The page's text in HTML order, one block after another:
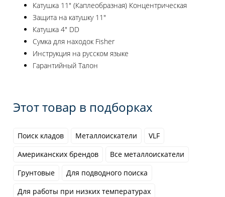
Катушка 11" (Каплеобразная) Концентрическая
Защита на катушку 11"
Катушка 4" DD
Сумка для находок Fisher
Инструкция на русском языке
Гарантийный Талон
Этот товар в подборках
Поиск кладов Металлоискатели
VLF
Американских брендов
Все металлоискатели
Грунтовые
Для подводного поиска
Для работы при низких температурах